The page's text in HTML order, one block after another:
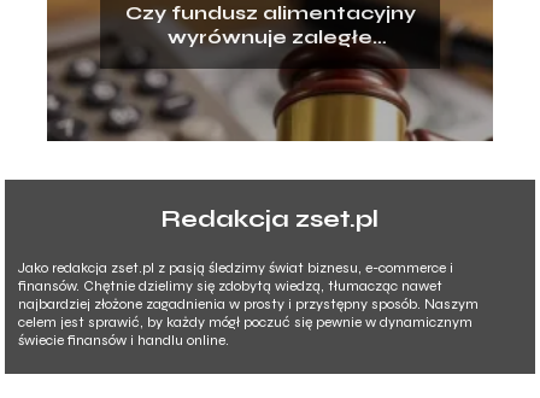
Czy fundusz alimentacyjny
wyrównuje zaległe
alimenty? Odpowiadamy!
Redakcja zset.pl
Jako redakcja zset.pl z pasją śledzimy świat biznesu, e-commerce i
finansów. Chętnie dzielimy się zdobytą wiedzą, tłumacząc nawet
najbardziej złożone zagadnienia w prosty i przystępny sposób. Naszym
celem jest sprawić, by każdy mógł poczuć się pewnie w dynamicznym
świecie finansów i handlu online.